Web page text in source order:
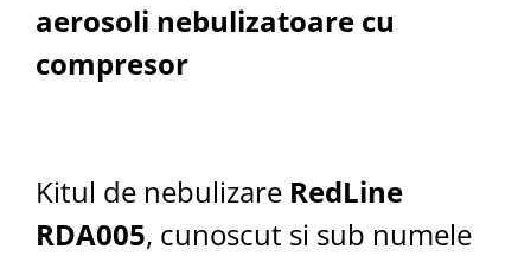
aerosoli nebulizatoare cu
compresor
Kitul de nebulizare RedLine
RDA005, cunoscut si sub numele